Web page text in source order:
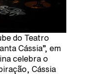
do Teatro
Cássia”, em
celebra o
Cássia